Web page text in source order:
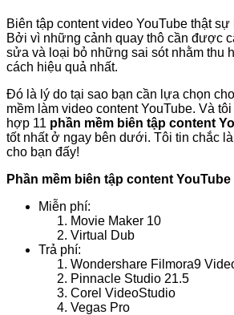
Biên tập content video YouTube thật
Bởi vì những cảnh quay thô cần được
sửa và loại bỏ những sai sót nhằm thu
cách hiệu quả nhất.
Đó là lý do tại sao bạn cần lựa chọn
mềm làm video content YouTube. Và
hợp 11 phần mềm biên tập content
tốt nhất ở ngay bên dưới. Tôi tin chắc
cho bạn đấy!
Phần mềm biên tập content
Miễn phí:
Movie Maker 10
Virtual Dub
Trả phí:
Wondershare Filmora9
Pinnacle Studio 21.5
Corel VideoStudio
Vegas Pro